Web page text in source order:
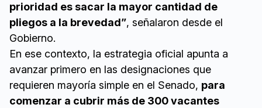
prioridad es sacar la mayor cantidad de
pliegos a la brevedad”, señalaron desde el
Gobierno.
En ese contexto, la estrategia oficial apunta a
avanzar primero en las designaciones que
requieren mayoría simple en el Senado, para
comenzar a cubrir más de 300 vacantes